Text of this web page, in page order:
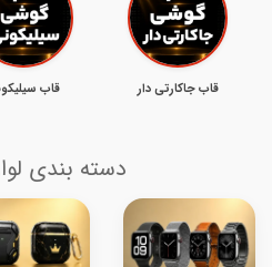
قاب جاکارتی دار قاب
دسته بندی